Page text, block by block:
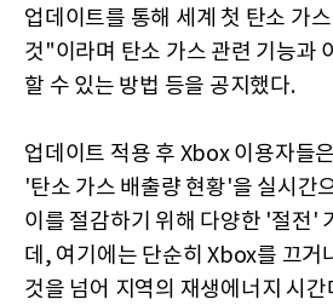
업데이트를 통해 세계 첫 탄소 가
것"이라며 탄소 가스 관련 기능과
할 수 있는 방법 등을 공지했다.
업데이트 적용 후 Xbox 이용자들
'탄소 가스 배출량 현황'을 실시간
이를 절감하기 위해 다양한 '절전'
데, 여기에는 단순히 Xbox를 끄거
것을 넘어 지역의 재생에너지 시